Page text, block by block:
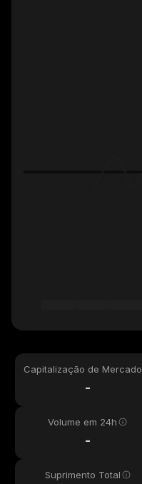
Capitalização de Mercado
-
Volume em 24h
-
Suprimento Total